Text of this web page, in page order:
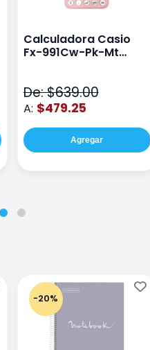
Calculadora Casio
Fx-991Cw-Pk-Mt
De: $639.00
A: $479.25
Agregar
-20%